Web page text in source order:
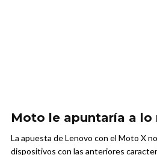
Moto le apuntaría a lo
La apuesta de Lenovo con el Moto X
dispositivos con las anteriores